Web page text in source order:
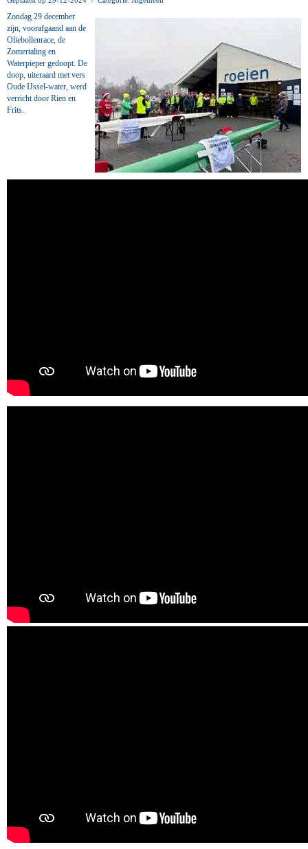
Zondag 29 december
zijn, voorafgaand aan de
Oliebollenrace, de
Zomertaling en
Waterpieper gedoopt. De
doop, uiteraard met vers
Oude IJssel-water, werd
verricht door Rien en
Frits.